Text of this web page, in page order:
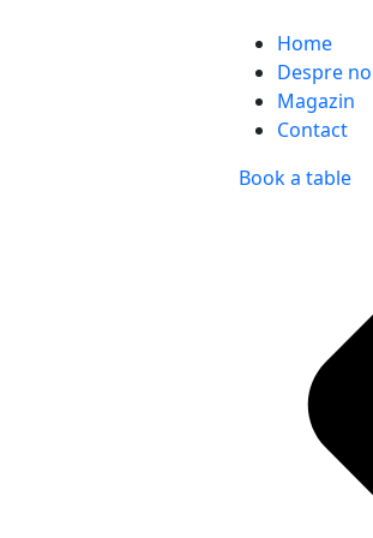
Home
Despre
Magazin
Contact
Book a table